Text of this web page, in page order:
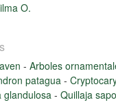
O.
- Arboles
patagua -
glandulosa- Quillaja